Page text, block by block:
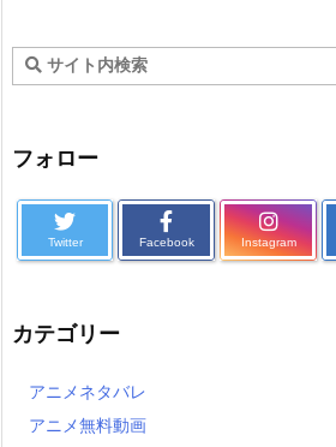
フォロー
Twitter Facebook Instagram
カテゴリー
アニメネタバレ
アニメ無料動画